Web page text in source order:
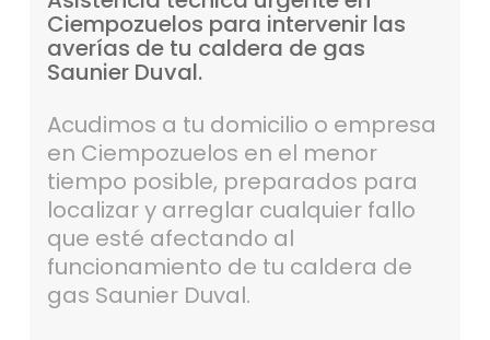
Ciempozuelos para intervenir las
averías de tu caldera de gas
Saunier Duval.
Acudimos a tu domicilio o empresa
en Ciempozuelos en el menor
tiempo posible, preparados para
localizar y arreglar cualquier fallo
que esté afectando al
funcionamiento de tu caldera de
gas Saunier Duval.